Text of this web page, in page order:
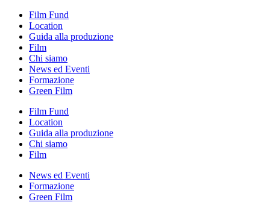
Film Fund
Location
Guida alla produzione
Film
Chi siamo
News ed Eventi
Formazione
Green Film
Film Fund
Location
Guida alla produzione
Chi siamo
Film
News ed Eventi
Formazione
Green Film